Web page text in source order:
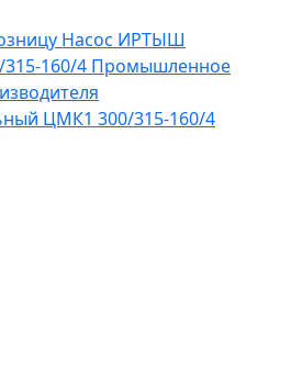
ЦМК1 300/315-160/4